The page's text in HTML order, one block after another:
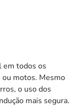
em todos os
ou motos. Mesmo
o uso dos
mais segura.